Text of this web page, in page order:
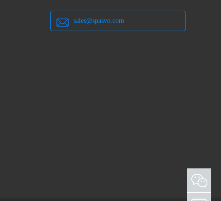
sales@spasvo.com